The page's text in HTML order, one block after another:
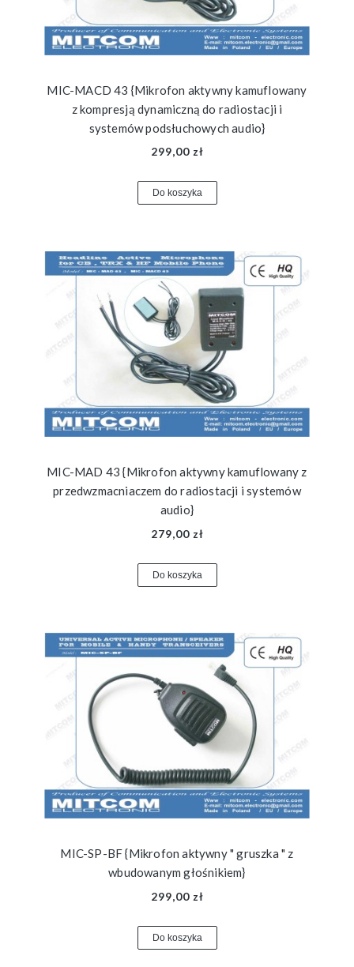
MIC-MACD 43 {Mikrofon aktywny kamuflowany
z kompresją dynamiczną do radiostacji i
systemów podsłuchowych audio}
299,00 zł
Do koszyka
MIC-MAD 43 {Mikrofon aktywny kamuflowany z
przedwzmacniaczem do radiostacji i systemów
audio}
279,00 zł
Do koszyka
MIC-SP-BF {Mikrofon aktywny " gruszka " z
wbudowanym głośnikiem}
299,00 zł
Do koszyka